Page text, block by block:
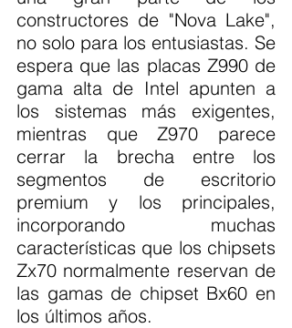
constructores de "Nova Lake",
no solo para los entusiastas. Se
espera que las placas Z990 de
gama alta de Intel apunten a
los sistemas más exigentes,
mientras que Z970 parece
cerrar la brecha entre los
segmentos de escritorio
premium y los principales,
incorporando muchas
características que los chipsets
Zx70 normalmente reservan de
las gamas de chipset Bx60 en
los últimos años.